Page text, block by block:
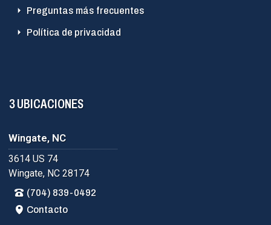
Preguntas más frecuentes
Política de privacidad
3 UBICACIONES
Wingate, NC
3614 US 74
Wingate, NC 28174
(704) 839-0492
Contacto